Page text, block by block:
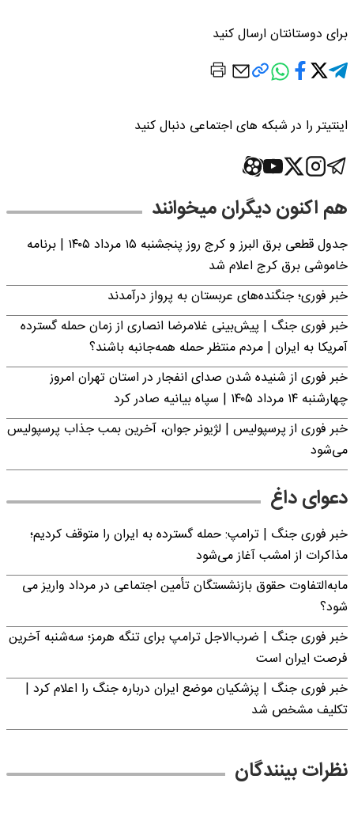
برای دوستانتان ارسال کنید
اینتیتر را در شبکه های اجتماعی دنبال کنید
هم اکنون دیگران میخوانند
جدول قطعی برق البرز و کرج روز پنجشنبه ۱۵ مرداد ۱۴۰۵ | برنامه
خاموشی برق کرج اعلام شد
خبر فوری؛ جنگنده‌های عربستان به پرواز درآمدند
خبر فوری جنگ | پیش‌بینی غلامرضا انصاری از زمان حمله گسترده
آمریکا به ایران | مردم منتظر حمله همه‌جانبه باشند؟
خبر فوری از شنیده شدن صدای انفجار در استان تهران امروز
چهارشنبه ۱۴ مرداد ۱۴۰۵ | سپاه بیانیه صادر کرد
خبر فوری از پرسپولیس | لژیونر جوان، آخرین بمب جذاب پرسپولیس
می‌شود
دعوای داغ
خبر فوری جنگ | ترامپ: حمله گسترده به ایران را متوقف کردیم؛
مذاکرات از امشب آغاز می‌شود
مابه‌التفاوت حقوق بازنشستگان تأمین اجتماعی در مرداد واریز می
شود؟
خبر فوری جنگ | ضرب‌الاجل ترامپ برای تنگه هرمز؛ سه‌شنبه آخرین
فرصت ایران است
خبر فوری جنگ | پزشکیان موضع ایران درباره جنگ را اعلام کرد |
تکلیف مشخص شد
نظرات بینندگان